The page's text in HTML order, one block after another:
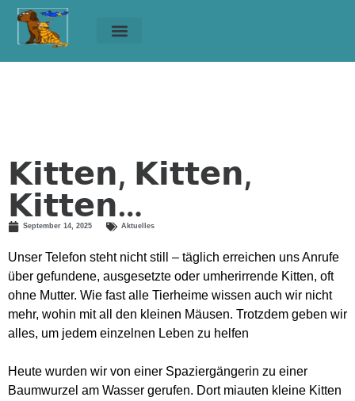
𝗞𝗶𝘁𝘁𝗲𝗻, 𝗞𝗶𝘁𝘁𝗲𝗻,
𝗞𝗶𝘁𝘁𝗲𝗻…
September 14, 2025 Aktuelles
Unser Telefon steht nicht still – täglich erreichen uns Anrufe
über gefundene, ausgesetzte oder umherirrende Kitten, oft
ohne Mutter. Wie fast alle Tierheime wissen auch wir nicht
mehr, wohin mit all den kleinen Mäusen. Trotzdem geben wir
alles, um jedem einzelnen Leben zu helfen
Heute wurden wir von einer Spaziergängerin zu einer
Baumwurzel am Wasser gerufen. Dort miauten kleine Kitten